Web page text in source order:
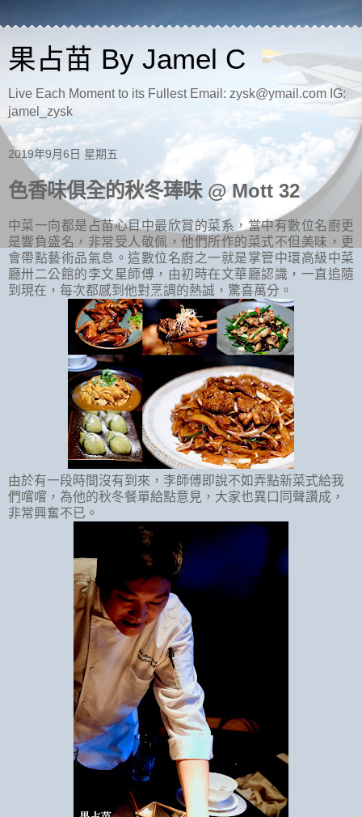
果占苗 By Jamel C
Live Each Moment to its Fullest Email: zysk@ymail.com IG:
jamel_zysk
2019年9月6日 星期五
色香味俱全的秋冬琫味 @ Mott 32
中菜一向都是占苗心目中最欣賞的菜系，當中有數位名廚更
是響負盛名，非常受人敬佩，他們所作的菜式不但美味，更
會帶點藝術品氣息。這數位名廚之一就是掌管中環高級中菜
廳卅二公館的李文星師傅，由初時在文華廳認識，一直追隨
到現在，每次都感到他對烹調的熱誠，驚喜萬分。
由於有一段時間沒有到來，李師傅即說不如弄點新菜式給我
們嚐嚐，為他的秋冬餐單給點意見，大家也異口同聲讚成，
非常興奮不已。